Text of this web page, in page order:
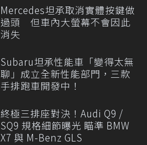
Mercedes坦承取消實體按鍵做
過頭 但車內大螢幕不會因此
消失
Subaru坦承性能車「變得太無
聊」成立全新性能部門，三款
手排跑車開發中！
終極三排座對決！Audi Q9 /
SQ9 規格細節曝光 瞄準 BMW
X7 與 M-Benz GLS